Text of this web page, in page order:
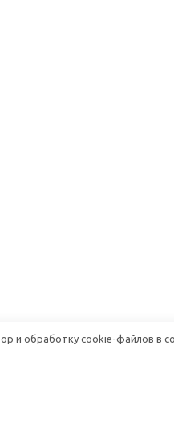
и обработку cookie-файлов в